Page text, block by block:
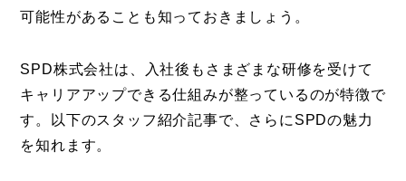
可能性があることも知っておきましょう。
SPD株式会社は、入社後もさまざまな研修を受けて
キャリアアップできる仕組みが整っているのが特徴で
す。以下のスタッフ紹介記事で、さらにSPDの魅力
を知れます。